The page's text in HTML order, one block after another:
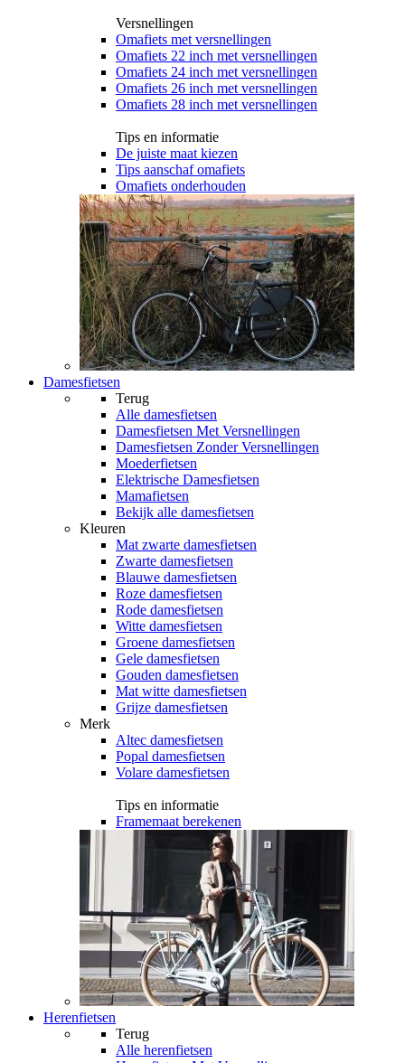
Versnellingen
Omafiets met versnellingen
Omafiets 22 inch met versnellingen
Omafiets 24 inch met versnellingen
Omafiets 26 inch met versnellingen
Omafiets 28 inch met versnellingen
Tips en informatie
De juiste maat kiezen
Tips aanschaf omafiets
Omafiets onderhouden
Damesfietsen
Terug
Alle damesfietsen
Damesfietsen Met Versnellingen
Damesfietsen Zonder Versnellingen
Moederfietsen
Elektrische Damesfietsen
Mamafietsen
Bekijk alle damesfietsen
Kleuren
Mat zwarte damesfietsen
Zwarte damesfietsen
Blauwe damesfietsen
Roze damesfietsen
Rode damesfietsen
Witte damesfietsen
Groene damesfietsen
Gele damesfietsen
Gouden damesfietsen
Mat witte damesfietsen
Grijze damesfietsen
Merk
Altec damesfietsen
Popal damesfietsen
Volare damesfietsen
Tips en informatie
Framemaat berekenen
Herenfietsen
Terug
Alle herenfietsen